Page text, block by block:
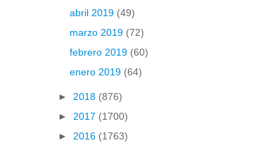
abril 2019 (49)
marzo 2019 (72)
febrero 2019 (60)
enero 2019 (64)
► 2018 (876)
► 2017 (1700)
► 2016 (1763)